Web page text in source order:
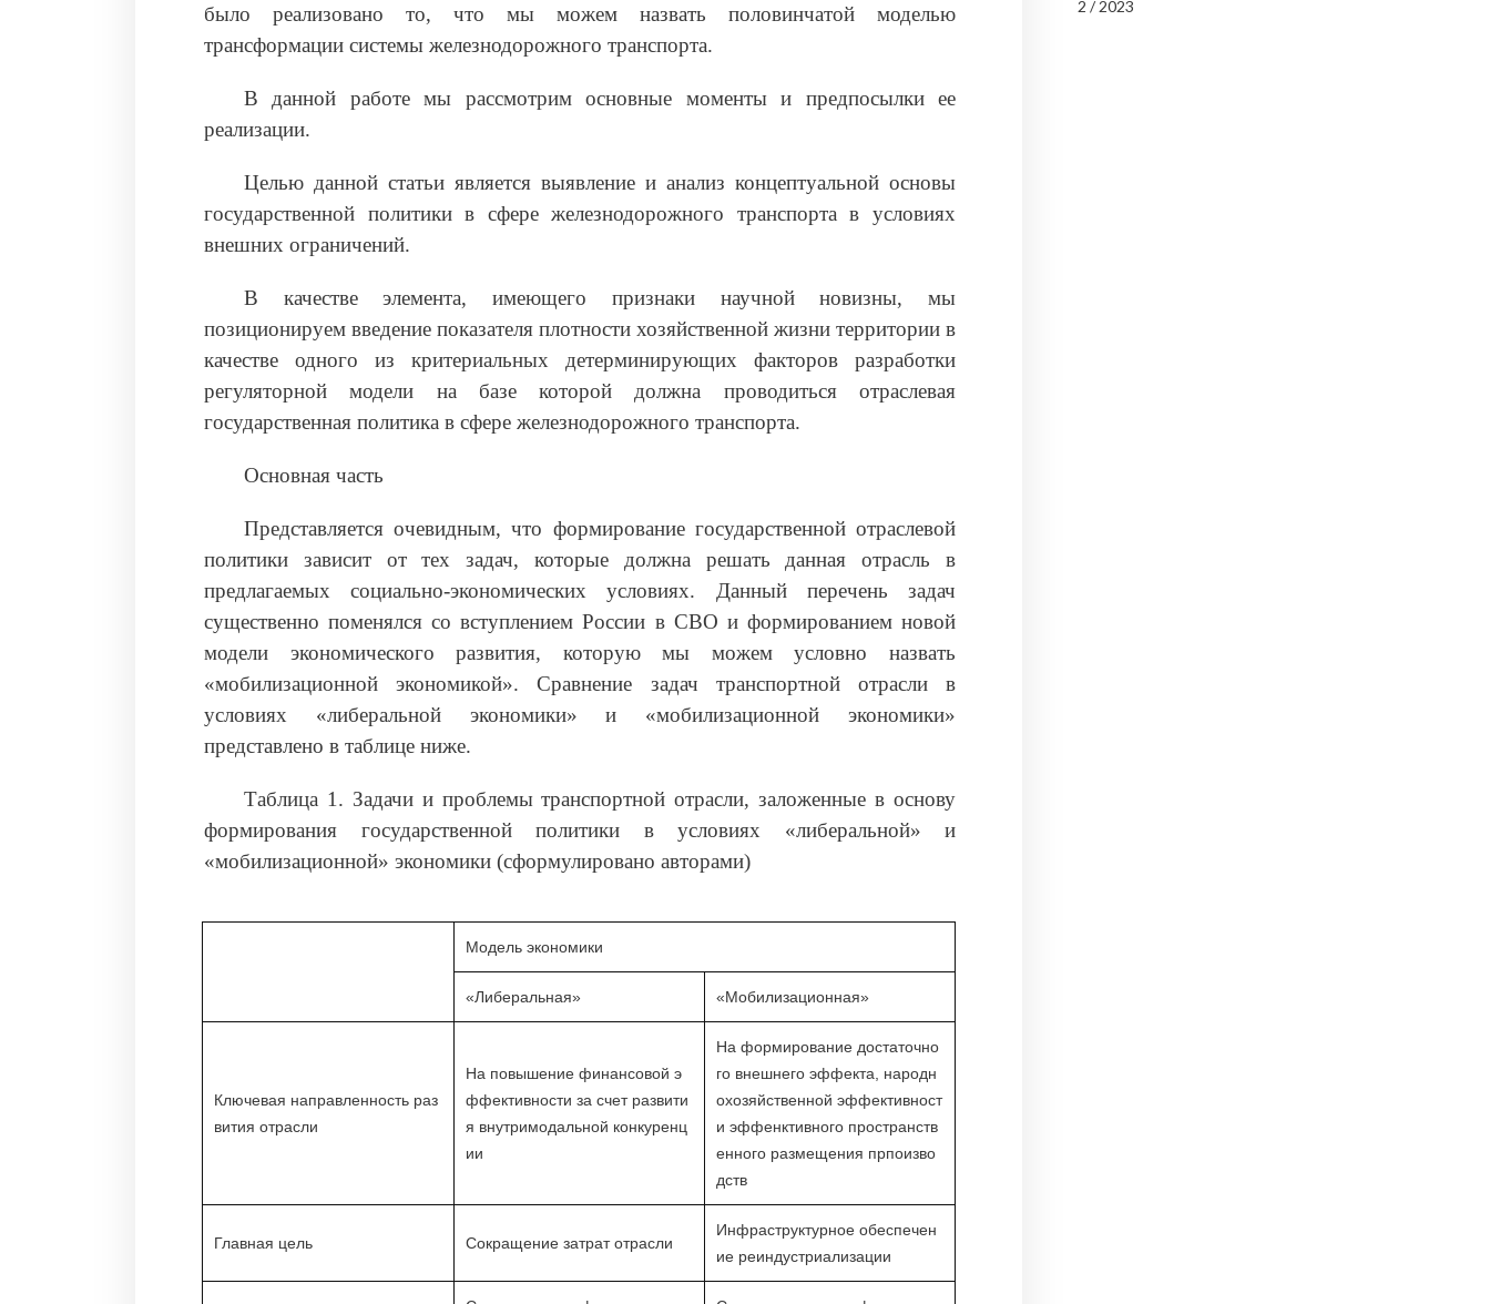
было реализовано то, что мы можем назвать половинчатой моделью
трансформации системы железнодорожного транспорта.
В данной работе мы рассмотрим основные моменты и предпосылки ее
реализации.
Целью данной статьи является выявление и анализ концептуальной основы
государственной политики в сфере железнодорожного транспорта в условиях
внешних ограничений.
В качестве элемента, имеющего признаки научной новизны, мы
позиционируем введение показателя плотности хозяйственной жизни территории в
качестве одного из критериальных детерминирующих факторов разработки
регуляторной модели на базе которой должна проводиться отраслевая
государственная политика в сфере железнодорожного транспорта.
Основная часть
Представляется очевидным, что формирование государственной отраслевой
политики зависит от тех задач, которые должна решать данная отрасль в
предлагаемых социально-экономических условиях. Данный перечень задач
существенно поменялся со вступлением России в СВО и формированием новой
модели экономического развития, которую мы можем условно назвать
«мобилизационной экономикой». Сравнение задач транспортной отрасли в
условиях «либеральной экономики» и «мобилизационной экономики»
представлено в таблице ниже.
Таблица 1. Задачи и проблемы транспортной отрасли, заложенные в основу
формирования государственной политики в условиях «либеральной» и
«мобилизационной» экономики (сформулировано авторами)
Модель экономики
«Либеральная» «Мобилизационная»
Ключевая направленность раз
вития отрасли
На повышение финансовой э
ффективности за счет развити
я внутримодальной конкуренц
ии
На формирование достаточно
го внешнего эффекта, народн
охозяйственной эффективност
и эффенктивного пространств
енного размещения прпоизво
дств
Главная цель Сокращение затрат отрасли
Инфраструктурное обеспечен
ие реиндустриализации
2 / 2023